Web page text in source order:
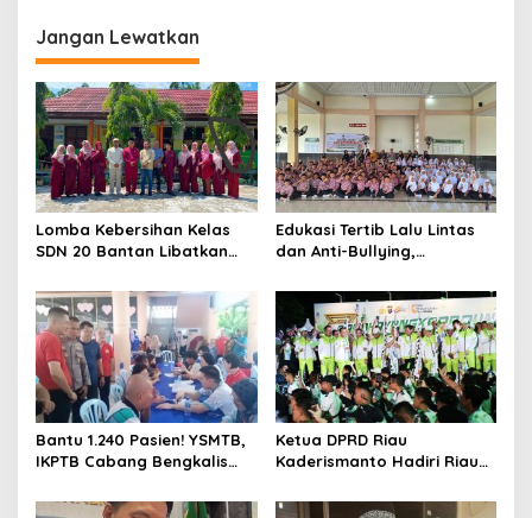
a
s
i
p
o
s
Jangan Lewatkan
Lomba Kebersihan Kelas
SDN 20 Bantan Libatkan
sebagai Dewan Juri
Edukasi Tertib Lalu Lintas
dan Anti-Bullying,
Gelar “Polisi Sahabat Anak”
di SD IT Al-Fatih Duri
Bantu 1.240 Pasien! YSMTB,
IKPTB Cabang Bengkalis
Apresiasi Perkumpulan Kin
Ketua DPRD Riau
Kaderismanto Hadiri Riau
Dukung Sinergitas dan